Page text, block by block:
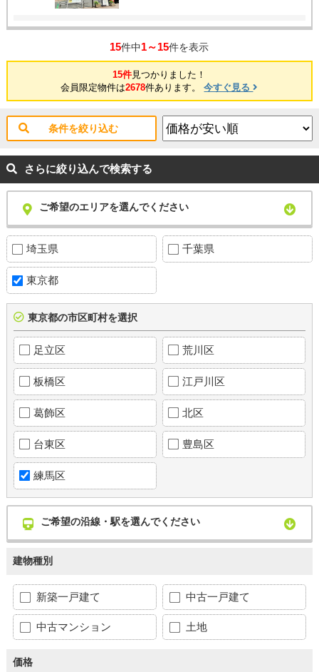
15件中1～15件を表示
15件見つかりました！
会員限定物件は2678件あります。今すぐ見る
条件を絞り込む
さらに絞り込んで検索する
ご希望のエリアを選んでください
埼玉県 千葉県
東京都
東京都の市区町村を選択
足立区 荒川区
板橋区 江戸川区
葛飾区 北区
台東区 豊島区
練馬区
ご希望の沿線・駅を選んでください
建物種別
新築一戸建て 中古一戸建て
中古マンション 土地
価格